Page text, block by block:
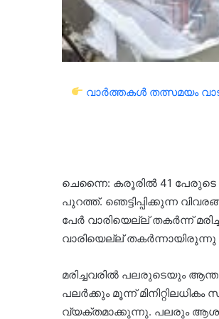
വാർത്തകൾ തത്സമയം
ചെന്നൈ: കരൂരില്‍ 41 പേരുടെ
പുറത്ത്. ഞെട്ടിപ്പിക്കുന്ന
പേര്‍ വാരിയെല്ല് തകര്‍ന്ന്
വാരിയെല്ല് തകര്‍ന്നായിരുന്നു
മരിച്ചവരില്‍ പലരുടെയും
പലര്‍ക്കും മൂന്ന്
വ്യക്തമാക്കുന്നു. പലരും